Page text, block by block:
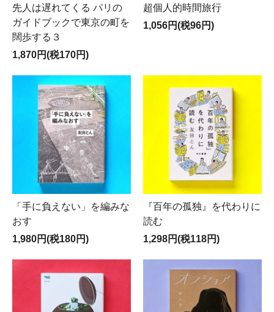
先人は遅れてくる パリの
ガイドブックで東京の町を
闊歩する３
1,870円(税170円)
超個人的時間旅行
1,056円(税96円)
「手に負えない」を編みな
おす
1,980円(税180円)
『百年の孤独』を代わりに
読む
1,298円(税118円)